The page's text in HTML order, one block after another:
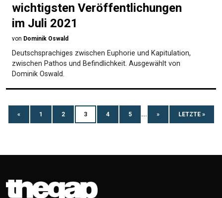
wichtigsten Veröffentlichungen
im Juli 2021
von Dominik Oswald
Deutschsprachiges zwischen Euphorie und Kapitulation,
zwischen Pathos und Befindlichkeit. Ausgewählt von
Dominik Oswald.
« 1 2 3 4 5 ... » LETZTE »